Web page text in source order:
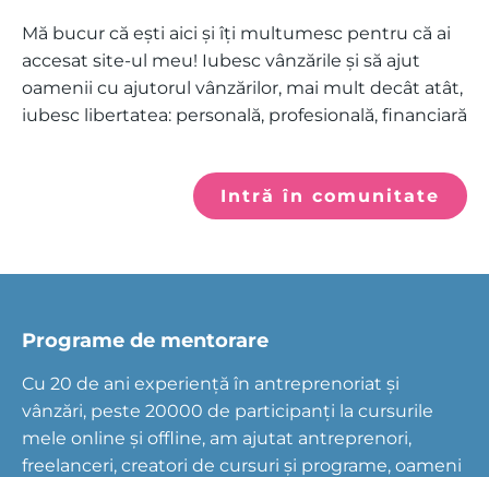
Mă bucur că ești aici și îți multumesc pentru că ai
accesat site-ul meu! Iubesc vânzările și să ajut
oamenii cu ajutorul vânzărilor, mai mult decât atât,
iubesc libertatea: personală, profesională, financiară
Intră în comunitate
Programe de mentorare
Cu 20 de ani experiență în antreprenoriat și
vânzări, peste 20000 de participanți la cursurile
mele online și offline, am ajutat antreprenori,
freelanceri, creatori de cursuri și programe, oameni